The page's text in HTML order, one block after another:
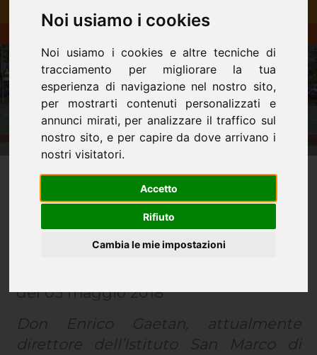
Noi usiamo i cookies
Noi usiamo i cookies e altre tecniche di
tracciamento per migliorare la tua
esperienza di navigazione nel nostro sito,
per mostrarti contenuti personalizzati e
annunci mirati, per analizzare il traffico sul
nostro sito, e per capire da dove arrivano i
nostri visitatori.
Accetto
Rifiuto
Cambia le mie impostazioni
A tu per tu con don
Enrico Gaetan
del 05 maggio 2018
Don Enrico Gaetan, attualmente
direttore dell’Istituto San Marco di